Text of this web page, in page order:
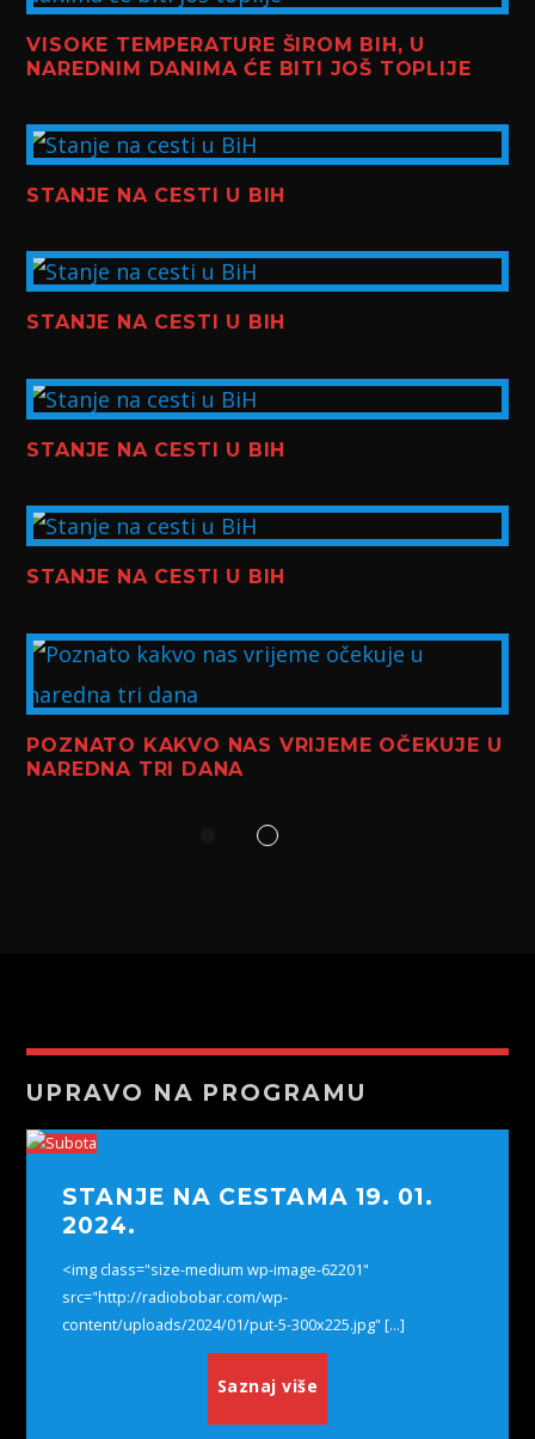
VISOKE TEMPERATURE ŠIROM BIH, U
NAREDNIM DANIMA ĆE BITI JOŠ TOPLIJE
STANJE NA CESTI U BIH
STANJE NA CESTI U BIH
STANJE NA CESTI U BIH
STANJE NA CESTI U BIH
POZNATO KAKVO NAS VRIJEME OČEKUJE U
NAREDNA TRI DANA
UPRAVO NA PROGRAMU
STANJE NA CESTAMA 19. 01.
2024.
<img class="size-medium wp-image-62201"
src="http://radiobobar.com/wp-
content/uploads/2024/01/put-5-300x225.jpg" [...]
Saznaj više